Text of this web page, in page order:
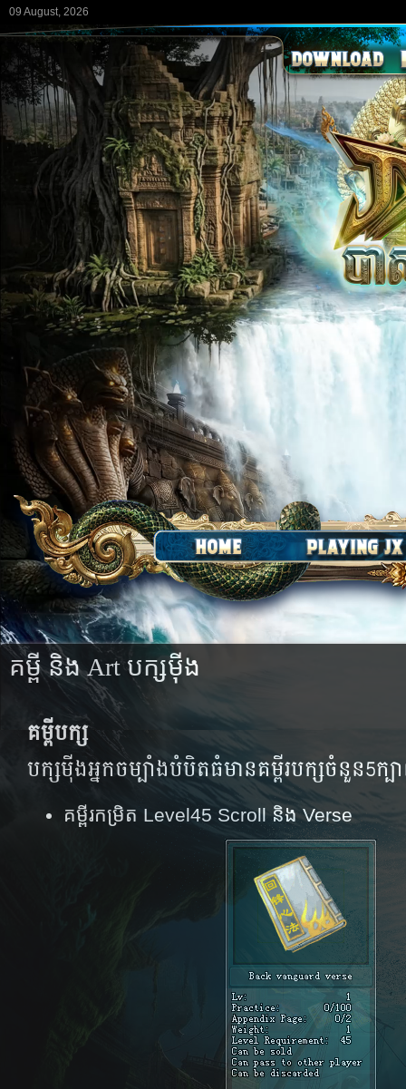
09 August, 2026
គម្ពី​ និង​ Art បក្សម៉ីង
គម្ពី​បក្ស​
បក្ស​ម៉ីងអ្នកចម្បាំងបំបិតធំមាន​គម្ពីរ​បក្ស​ចំនួន​5ក្
គម្ពីរ​កម្រិត Level45 Scroll និង Verse ​